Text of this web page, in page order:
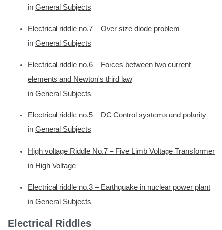
in General Subjects
Electrical riddle no.7 – Over size diode problem
in General Subjects
Electrical riddle no.6 – Forces between two current
elements and Newton's third law
in General Subjects
Electrical riddle no.5 – DC Control systems and polarity
in General Subjects
High voltage Riddle No.7 – Five Limb Voltage Transformer
in High Voltage
Electrical riddle no.3 – Earthquake in nuclear power plant
in General Subjects
Electrical Riddles